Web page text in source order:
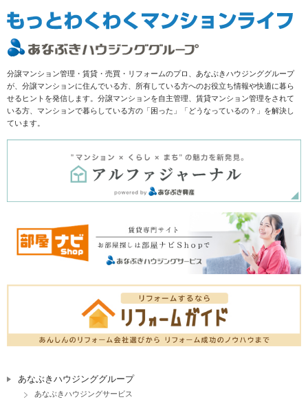
分譲マンション管理・賃貸・売買・リフォームのプロ、あなぶきハウジンググループ
が、分譲マンションに住んでいる方、所有している方へのお役立ち情報や快適に暮ら
せるヒントを発信します。分譲マンションを自主管理、賃貸マンション管理をされて
いる方、マンションで暮らしている方の「困った」「どうなっているの？」を解決し
ています。
あなぶきハウジンググループ
あなぶきハウジングサービス